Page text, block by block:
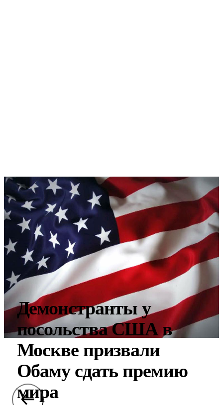
Демонстранты у
посольства США в
Москве призвали
Обаму сдать премию
мира